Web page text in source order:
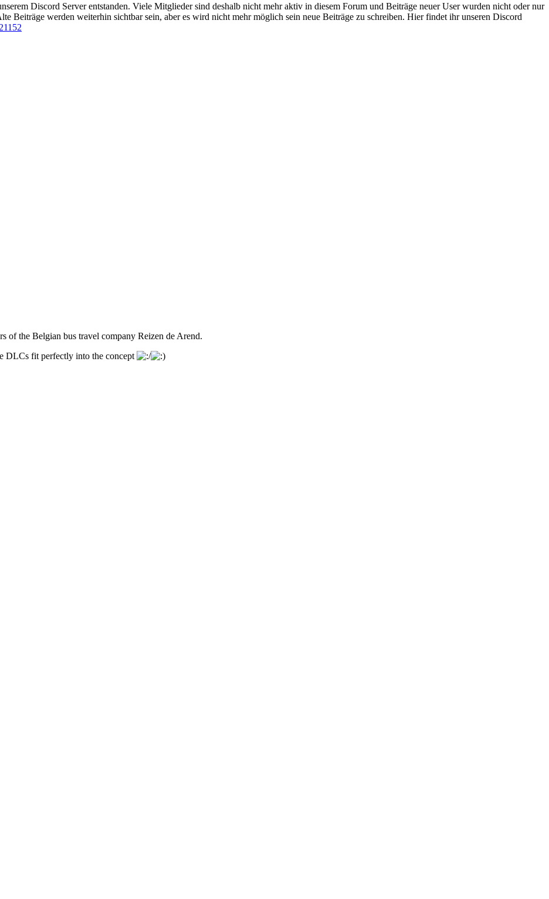
Discord Server entstanden. Viele Mitglieder sind deshalb nicht mehr aktiv in diesem Forum und Beiträge neuer User wurden nicht oder nur
Beiträge werden weiterhin sichtbar sein, aber es wird nicht mehr möglich sein neue Beiträge zu schreiben. Hier findet ihr unseren Discord
of the Belgian bus travel company Reizen de Arend.
DLCs fit perfectly into the concept